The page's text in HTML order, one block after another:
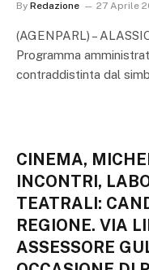
By Redazione 27 Aprile
(AGENPARL) –
Programma
contraddistinta dal
CINEMA,
INCONTRI,
TEATRALI:
REGIONE. VIA
ASSESSORE